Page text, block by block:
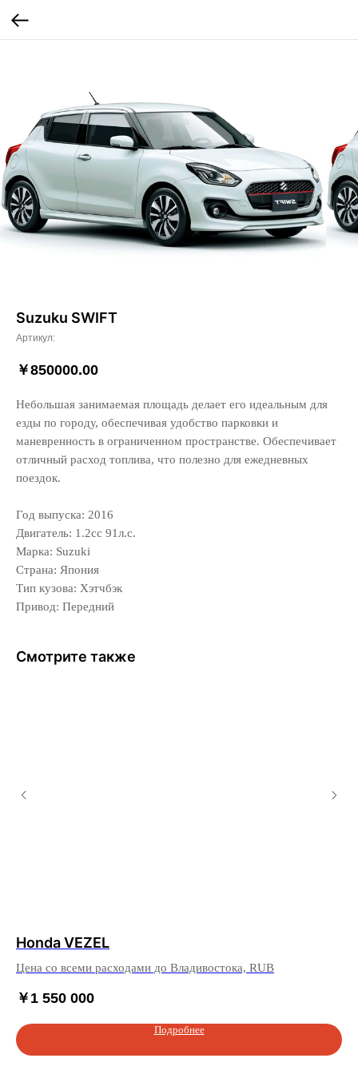
Suzuku SWIFT
Артикул:
￥850000.00
Небольшая занимаемая площадь делает его идеальным для
езды по городу, обеспечивая удобство парковки и
маневренность в ограниченном пространстве. Обеспечивает
отличный расход топлива, что полезно для ежедневных
поездок.
Год выпуска: 2016
Двигатель: 1.2сс 91л.с.
Марка: Suzuki
Страна: Япония
Тип кузова: Хэтчбэк
Привод: Передний
Смотрите также
Honda VEZEL
Цена со всеми расходами до Владивостока, RUB
￥ 1 550 000
Подробнее